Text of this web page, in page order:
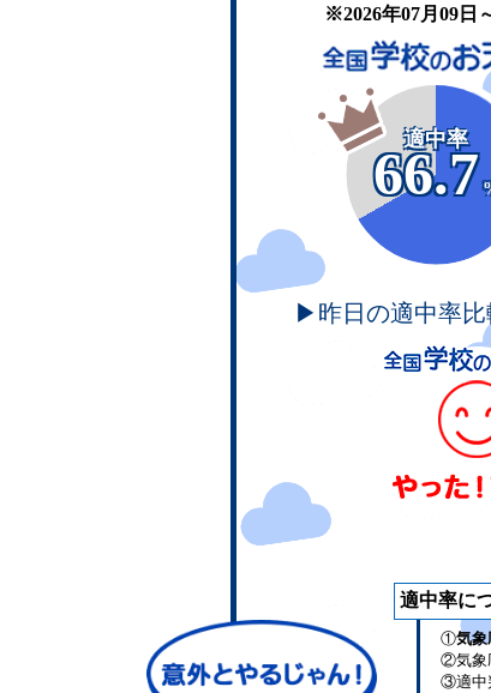
※2026年07月09日
適中率
▶昨日の適中率比
適中率に
①気象
②気象
③適中